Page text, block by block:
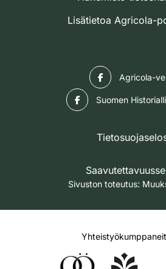
Lisätietoa Agricola-
Agricola-
Suomen
Sivuston toteutus: